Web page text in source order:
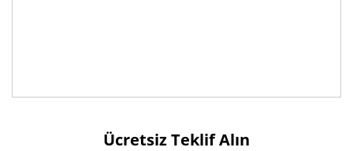
Ücretsiz Teklif Alın